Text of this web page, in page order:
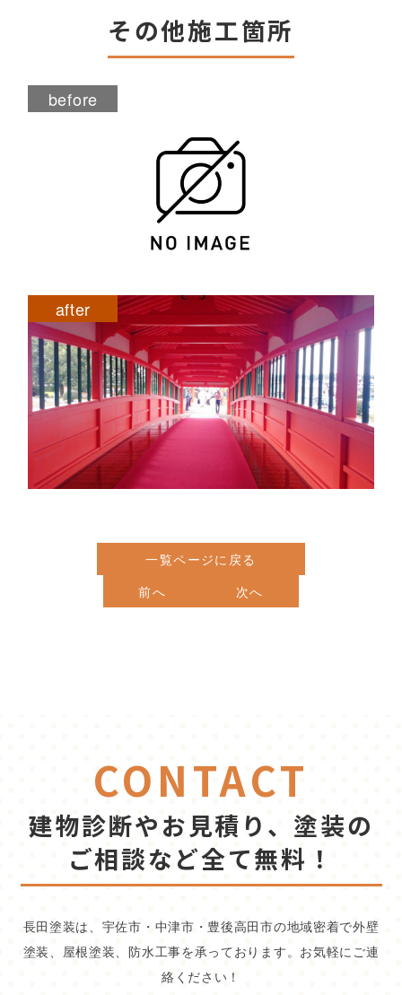
その他施工箇所
before
after
一覧ページに戻る
前へ
次へ
CONTACT
建物診断やお見積り、塗装の
ご相談など全て無料！
長田塗装は、宇佐市・中津市・豊後高田市の地域密着で外壁
塗装、屋根塗装、防水工事を承っております。お気軽にご連
絡ください！